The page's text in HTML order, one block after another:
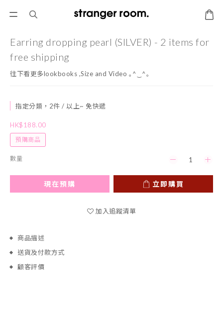
Earring dropping pearl (SILVER) - 2 items for
free shipping
往下看更多lookbooks ,Size and Video ｡^‿^｡
指定分類，2件 / 以上~ 免快遞
HK$188.00
預購商品
數量
現在預購 立即購買
加入追蹤清單
商品描述
送貨及付款方式
顧客評價